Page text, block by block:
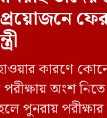
প্রয়োজনে
কারণে কোনো
অংশ
পুনরায় পরীক্ষার